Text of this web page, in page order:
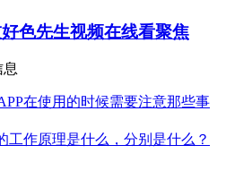
好色先生视频在线看聚焦
息